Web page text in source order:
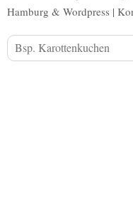
Hamburg & Wordpress |